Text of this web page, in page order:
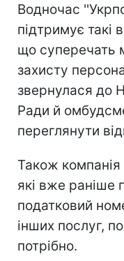
Водночас
підтримує такі
що суперечать
захисту
звернулася до
Ради й
переглянути
Також
які вже раніше
податковий
інших послуг,
потрібно.